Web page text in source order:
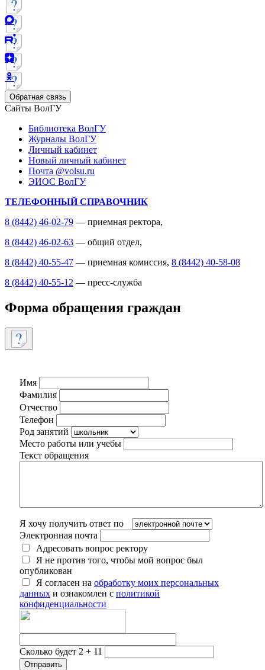
Обратная связь
Сайты ВолГУ
Библиотека ВолГУ
Журналы ВолГУ
Личный кабинет
Новый личный кабинет
Почта @volsu.ru
ЭИОС ВолГУ
ТЕЛЕФОННЫЙ СПРАВОЧНИК
8 (8442) 46-02-79 — приемная ректора,
8 (8442) 46-02-63 — общий отдел,
8 (8442) 40-55-47 — приемная комиссия, 8 (8442) 40-58-08
8 (8442) 40-55-12 — пресс-служба
Форма обращения граждан
Имя
Фамилия
Отчество
Телефон
Род занятий
Место работы или учебы
Текст обращения
Я хочу получить ответ по
Электронная почта
Адресовать вопрос ректору
Я не против того, чтобы мой вопрос был
опубликован
Я согласен на обработку моих персональных
данных и ознакомлен с политикой
конфиденциальности
Сколько будет 2 + 11